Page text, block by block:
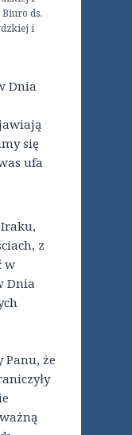
ds.
i
Dnia
się
ufa
z
w
Dnia
Panu, że